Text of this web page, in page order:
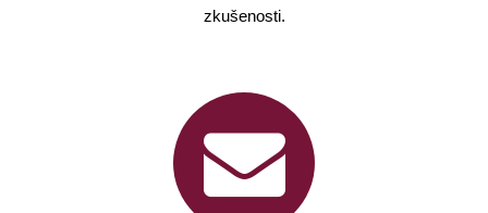
zkušenosti.